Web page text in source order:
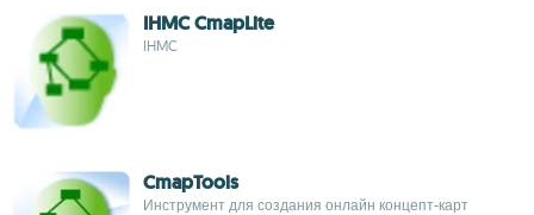
IHMC CmapLite
IHMC
CmapTools
Инструмент для создания онлайн концепт-карт